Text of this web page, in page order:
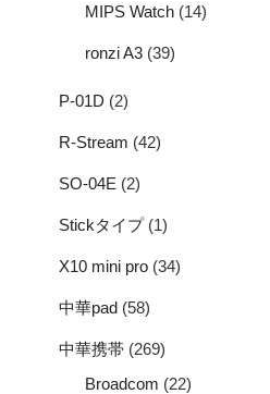
MIPS Watch (14)
ronzi A3 (39)
P-01D (2)
R-Stream (42)
SO-04E (2)
Stickタイプ(1)
X10 mini pro (34)
中華pad (58)
中華携帯 (269)
Broadcom (22)